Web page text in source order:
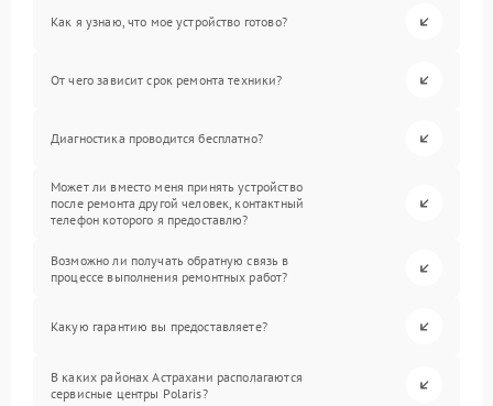
Как я узнаю, что мое устройство готово?
От чего зависит срок ремонта техники?
Диагностика проводится бесплатно?
Может ли вместо меня принять устройство
после ремонта другой человек, контактный
телефон которого я предоставлю?
Возможно ли получать обратную связь в
процессе выполнения ремонтных работ?
Какую гарантию вы предоставляете?
В каких районах Астрахани располагаются
сервисные центры Polaris?